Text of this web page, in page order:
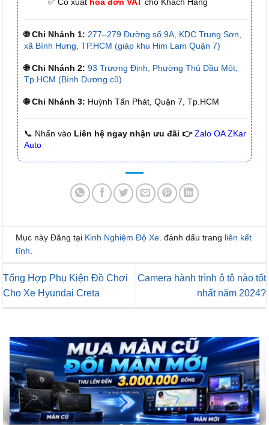
✅ Có xuất hóa đơn VAT cho Khách Hàng
🌐 Chi Nhánh 1: 277–279 Đường số 9A, KDC Trung Sơn,
xã Bình Hưng, TP.HCM (giáp khu Him Lam Quận 7)
🌐 Chi Nhánh 2: 93 Trương Định, Phường Thủ Dầu Một,
Tp.HCM (Bình Dương cũ)
🌐 Chi Nhánh 3: Huỳnh Tấn Phát, Quận 7, Tp.HCM
📞 Nhấn vào Liên hệ ngay nhận ưu đãi 👉 Zalo OA ZKar
Auto
Mục này Đăng tại Kinh Nghiệm Độ Xe . đánh dấu trang liên kết
tĩnh
Tổng Hợp Phụ Kiện Đồ Chơi
Cho Xe Hyundai Creta
Camera hành trình ô tô nào tốt
nhất năm 2024?